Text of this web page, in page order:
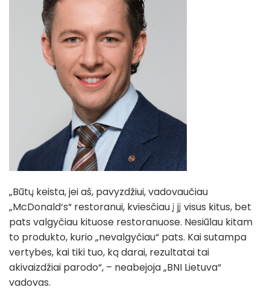
„Būtų keista, jei aš, pavyzdžiui, vadovaučiau
„McDonald‘s“ restoranui, kviesčiau į jį visus kitus, bet
pats valgyčiau kituose restoranuose. Nesiūlau kitam
to produkto, kurio „nevalgyčiau“ pats. Kai sutampa
vertybės, kai tiki tuo, ką darai, rezultatai tai
akivaizdžiai parodo“, – neabejoja „BNI Lietuva“
vadovas.